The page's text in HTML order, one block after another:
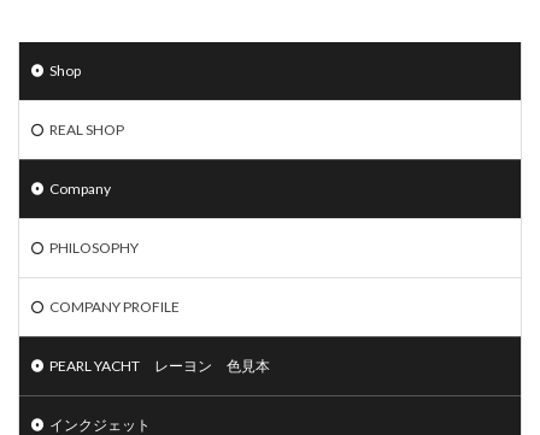
Shop
REAL SHOP
Company
PHILOSOPHY
COMPANY PROFILE
PEARL YACHT レーヨン 色見本
インクジェット